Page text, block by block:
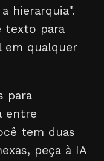
hierarquia".
texto para
em qualquer
para
entre
tem duas
peça à IA